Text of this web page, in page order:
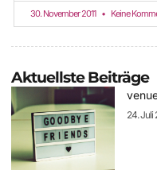
30. November 2011 Keine
Aktuellste Beiträge
24. Juli